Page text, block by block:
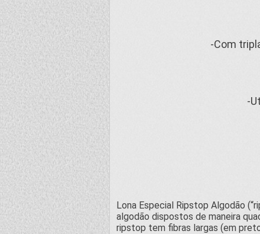
-Com
-
Lona Especial Ripstop Algodão
algodão dispostos de maneira
ripstop tem fibras largas (em